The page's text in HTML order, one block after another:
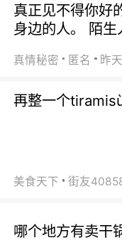
真正见不得你好
身边的人。 陌生
真情秘密 匿名 昨
再整一个
美食天下
哪个地方有卖干